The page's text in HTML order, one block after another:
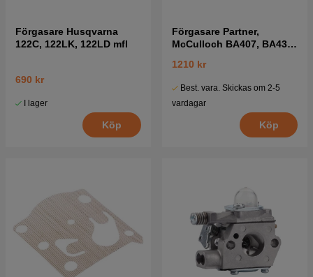
Förgasare Husqvarna
122C, 122LK, 122LD mfl
690 kr
I lager
Köp
Förgasare Partner,
McCulloch BA407, BA437,
1210 kr
Best. vara. Skickas om 2-5
vardagar
Köp